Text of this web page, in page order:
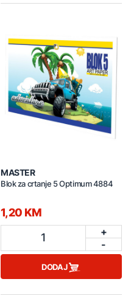
MASTER
Blok za crtanje 5 Optimum 4884
1,20 KM
1
+
-
DODAJ